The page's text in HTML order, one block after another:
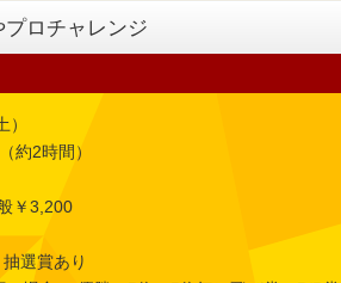
ロチャレンジ
（約2時間）
￥3,200
選賞あり